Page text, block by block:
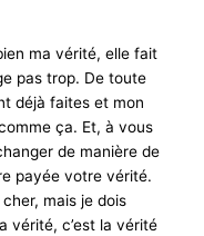
ma vérité, elle fait
pas trop. De toute
déjà faites et mon
ça. Et, à vous
de manière de
payée votre vérité.
mais je dois
vérité, c’est la vérité